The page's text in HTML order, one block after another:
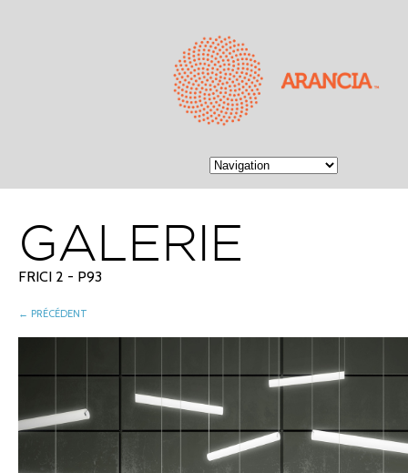
GALERIE
FRICI 2 - P93
← PRÉCÉDENT